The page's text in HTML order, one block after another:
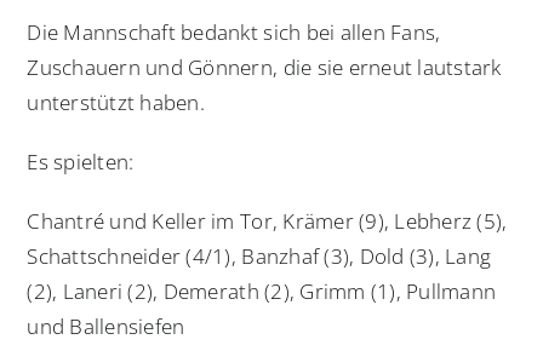
Die Mannschaft bedankt sich bei allen Fans,
Zuschauern und Gönnern, die sie erneut lautstark
unterstützt haben.
Es spielten:
Chantré und Keller im Tor, Krämer (9), Lebherz (5),
Schattschneider (4/1), Banzhaf (3), Dold (3), Lang
(2), Laneri (2), Demerath (2), Grimm (1), Pullmann
und Ballensiefen